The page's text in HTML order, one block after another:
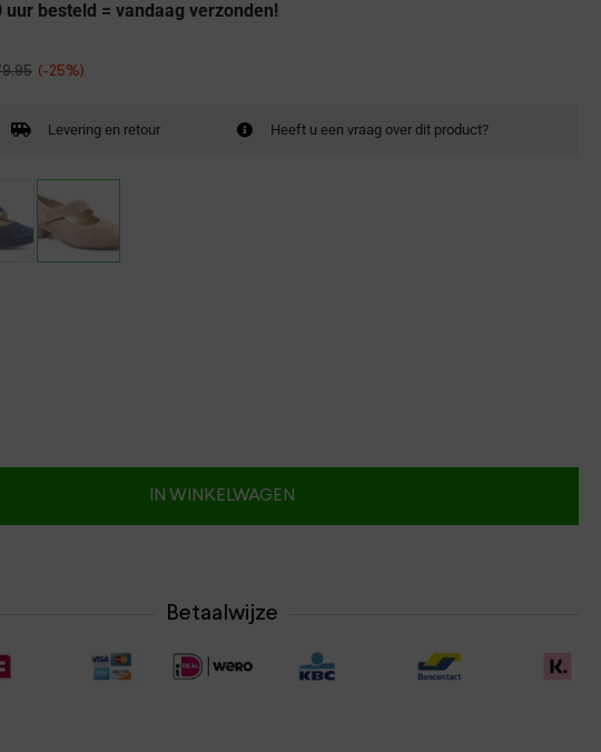
uur besteld = vandaag verzonden!
(-25%)
Levering en retour Heeft u een vraag over dit product?
IN WINKELWAGEN
Betaalwijze